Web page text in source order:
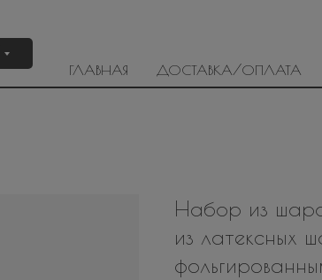
ДОСТАВКА/ОПЛАТА
ГЛАВНАЯ
Набор из
из латексных